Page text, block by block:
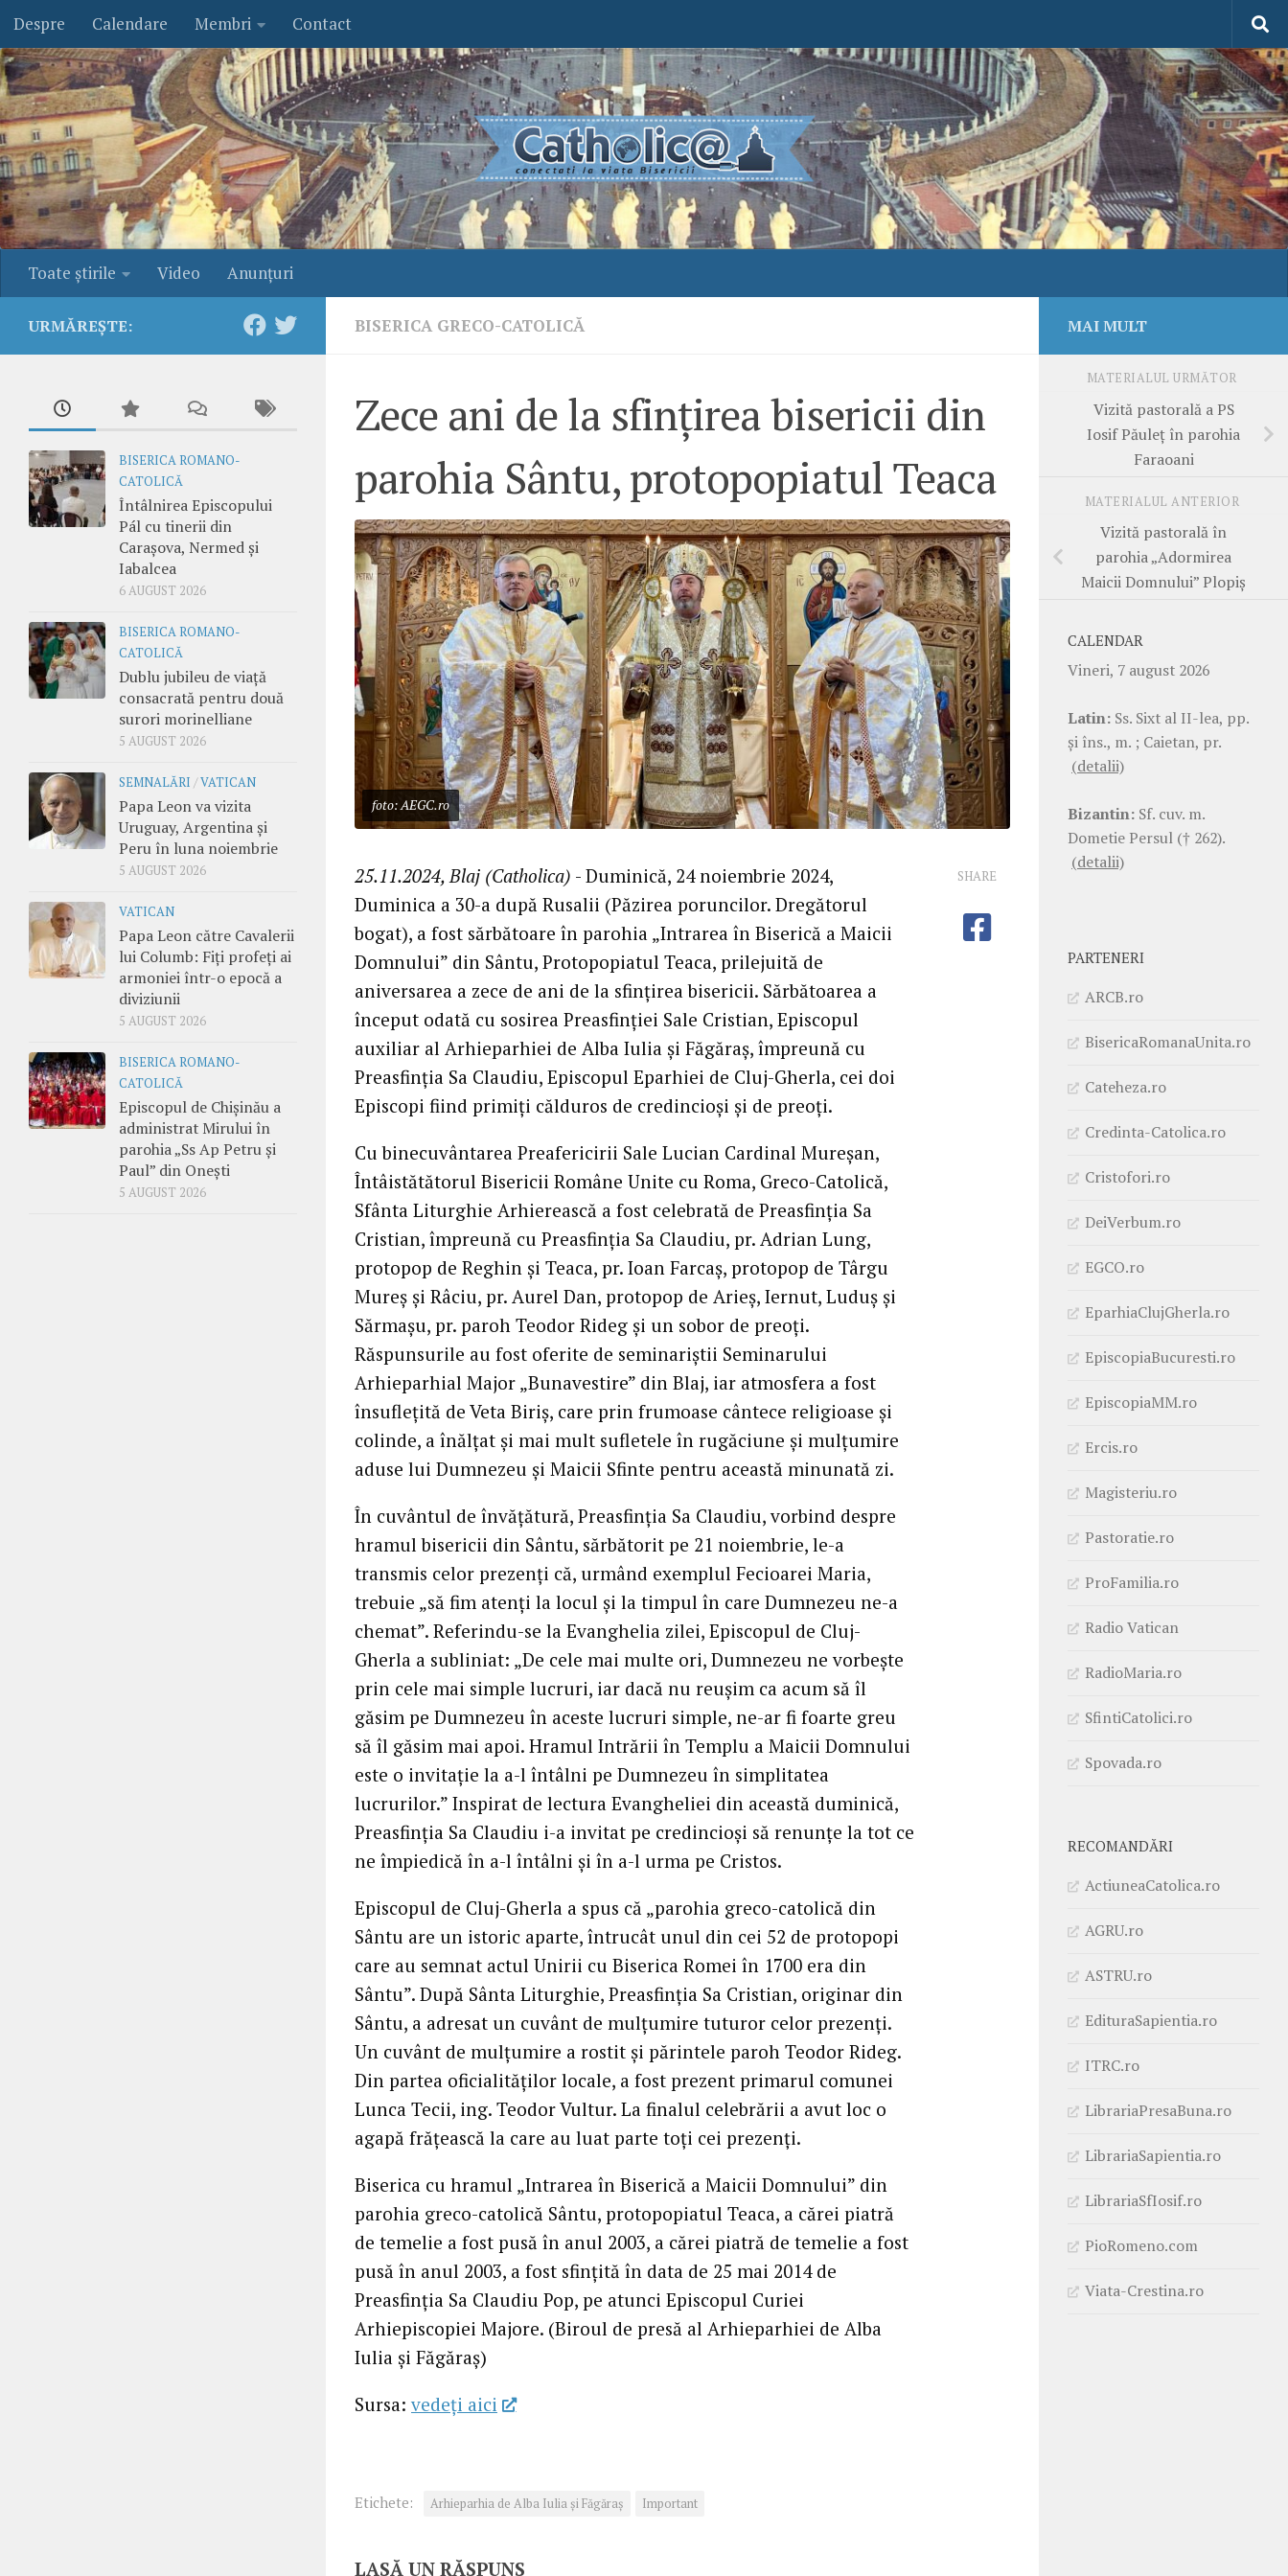
Skip to content
Despre Calendare Membri Contact
Toate ştirile Video Anunţuri
BISERICA GRECO-CATOLICĂ
Zece ani de la sfințirea bisericii din
parohia Sântu, protopopiatul Teaca
foto: AEGC.ro
25.11.2024, Blaj (Catholica) - Duminică, 24 noiembrie 2024,
Duminica a 30-a după Rusalii (Păzirea poruncilor. Dregătorul
bogat), a fost sărbătoare în parohia „Intrarea în Biserică a Maicii
Domnului” din Sântu, Protopopiatul Teaca, prilejuită de
aniversarea a zece de ani de la sfințirea bisericii. Sărbătoarea a
început odată cu sosirea Preasfinției Sale Cristian, Episcopul
auxiliar al Arhieparhiei de Alba Iulia și Făgăraș, împreună cu
Preasfinția Sa Claudiu, Episcopul Eparhiei de Cluj-Gherla, cei doi
Episcopi fiind primiți călduros de credincioși și de preoți.
Cu binecuvântarea Preafericirii Sale Lucian Cardinal Mureșan,
Întâistătătorul Bisericii Române Unite cu Roma, Greco-Catolică,
Sfânta Liturghie Arhierească a fost celebrată de Preasfinția Sa
Cristian, împreună cu Preasfinția Sa Claudiu, pr. Adrian Lung,
protopop de Reghin și Teaca, pr. Ioan Farcaș, protopop de Târgu
Mureș și Râciu, pr. Aurel Dan, protopop de Arieș, Iernut, Luduș și
Sărmașu, pr. paroh Teodor Rideg și un sobor de preoți.
Răspunsurile au fost oferite de seminariștii Seminarului
Arhieparhial Major „Bunavestire” din Blaj, iar atmosfera a fost
însuflețită de Veta Biriș, care prin frumoase cântece religioase și
colinde, a înălțat și mai mult sufletele în rugăciune și mulțumire
aduse lui Dumnezeu și Maicii Sfinte pentru această minunată zi.
În cuvântul de învățătură, Preasfinția Sa Claudiu, vorbind despre
hramul bisericii din Sântu, sărbătorit pe 21 noiembrie, le-a
transmis celor prezenți că, urmând exemplul Fecioarei Maria,
trebuie „să fim atenți la locul și la timpul în care Dumnezeu ne-a
chemat”. Referindu-se la Evanghelia zilei, Episcopul de Cluj-
Gherla a subliniat: „De cele mai multe ori, Dumnezeu ne vorbește
prin cele mai simple lucruri, iar dacă nu reușim ca acum să îl
găsim pe Dumnezeu în aceste lucruri simple, ne-ar fi foarte greu
să îl găsim mai apoi. Hramul Intrării în Templu a Maicii Domnului
este o invitație la a-l întâlni pe Dumnezeu în simplitatea
lucrurilor.” Inspirat de lectura Evangheliei din această duminică,
Preasfinția Sa Claudiu i-a invitat pe credincioși să renunțe la tot ce
ne împiedică în a-l întâlni și în a-l urma pe Cristos.
Episcopul de Cluj-Gherla a spus că „parohia greco-catolică din
Sântu are un istoric aparte, întrucât unul din cei 52 de protopopi
care au semnat actul Unirii cu Biserica Romei în 1700 era din
Sântu”. După Sânta Liturghie, Preasfinția Sa Cristian, originar din
Sântu, a adresat un cuvânt de mulțumire tuturor celor prezenți.
Un cuvânt de mulțumire a rostit și părintele paroh Teodor Rideg.
Din partea oficialităților locale, a fost prezent primarul comunei
Lunca Tecii, ing. Teodor Vultur. La finalul celebrării a avut loc o
agapă frățească la care au luat parte toți cei prezenți.
Biserica cu hramul „Intrarea în Biserică a Maicii Domnului” din
parohia greco-catolică Sântu, protopopiatul Teaca, a cărei piatră
de temelie a fost pusă în anul 2003, a cărei piatră de temelie a fost
pusă în anul 2003, a fost sfințită în data de 25 mai 2014 de
Preasfinția Sa Claudiu Pop, pe atunci Episcopul Curiei
Arhiepiscopiei Majore. (Biroul de presă al Arhieparhiei de Alba
Iulia și Făgăraș)
Sursa: vedeţi aici
SHARE
Etichete: Arhieparhia de Alba Iulia și Făgăraș Important
LASĂ UN RĂSPUNS
URMĂREȘTE:
BISERICA ROMANO-
CATOLICĂ
Întâlnirea Episcopului
Pál cu tinerii din
Carașova, Nermed și
Iabalcea
6 AUGUST 2026
BISERICA ROMANO-
CATOLICĂ
Dublu jubileu de viață
consacrată pentru două
surori morinelliane
5 AUGUST 2026
SEMNALĂRI /VATICAN
Papa Leon va vizita
Uruguay, Argentina și
Peru în luna noiembrie
5 AUGUST 2026
VATICAN
Papa Leon către Cavalerii
lui Columb: Fiți profeți ai
armoniei într-o epocă a
diviziunii
5 AUGUST 2026
BISERICA ROMANO-
CATOLICĂ
Episcopul de Chișinău a
administrat Mirului în
parohia „Ss Ap Petru și
Paul” din Onești
5 AUGUST 2026
MAI MULT
MATERIALUL URMĂTOR
Vizită pastorală a PS
Iosif Păuleț în parohia
Faraoani
MATERIALUL ANTERIOR
Vizită pastorală în
parohia „Adormirea
Maicii Domnului” Plopiș
CALENDAR
Vineri, 7 august 2026
Latin: Ss. Sixt al II-lea, pp.
şi îns., m. ; Caietan, pr.
(detalii)
Bizantin: Sf. cuv. m.
Dometie Persul († 262).
(detalii)
PARTENERI
ARCB.ro
BisericaRomanaUnita.ro
Cateheza.ro
Credinta-Catolica.ro
Cristofori.ro
DeiVerbum.ro
EGCO.ro
EparhiaClujGherla.ro
EpiscopiaBucuresti.ro
EpiscopiaMM.ro
Ercis.ro
Magisteriu.ro
Pastoratie.ro
ProFamilia.ro
Radio Vatican
RadioMaria.ro
SfintiCatolici.ro
Spovada.ro
RECOMANDĂRI
ActiuneaCatolica.ro
AGRU.ro
ASTRU.ro
EdituraSapientia.ro
ITRC.ro
LibrariaPresaBuna.ro
LibrariaSapientia.ro
LibrariaSfIosif.ro
PioRomeno.com
Viata-Crestina.ro